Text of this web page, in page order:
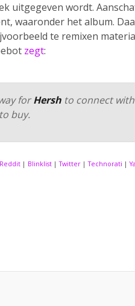
uitgegeven wordt.
waaronder het album.
te remixen
zegt:
forHersh to connect with
buy.
Reddit | Blinklist |Twitter |Technorati |